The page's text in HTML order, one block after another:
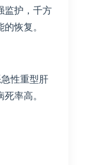
监护，千方
恢复。
性重型肝
率高。